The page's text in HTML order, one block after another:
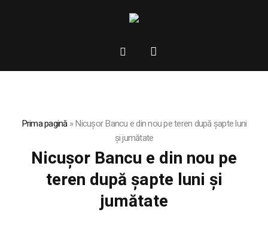
Prima pagină»Nicuşor Bancu e din nou pe teren după șapte luni
şi jumătate
Nicuşor Bancu e din nou pe
teren după șapte luni şi
jumătate